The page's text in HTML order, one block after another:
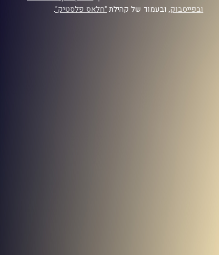
ובפייסבוק, ובעמוד של קהילת"חלאס פלסטיק".